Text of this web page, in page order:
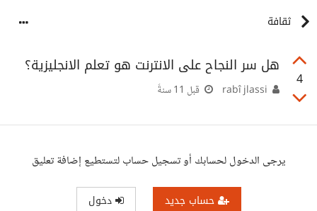
ثقافة
4
هل سر النجاح على الانترنت هو تعلم الانجليزية؟
قبل 11 سنةً
يرجى الدخول لحسابك أو تسجيل حساب لتستطيع إضافة تعليق
حساب جديد دخول